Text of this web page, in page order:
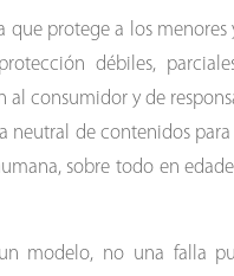
protege a los menores
débiles,
consumidor y de
de contenidos
sobre todo en
modelo, no una falla